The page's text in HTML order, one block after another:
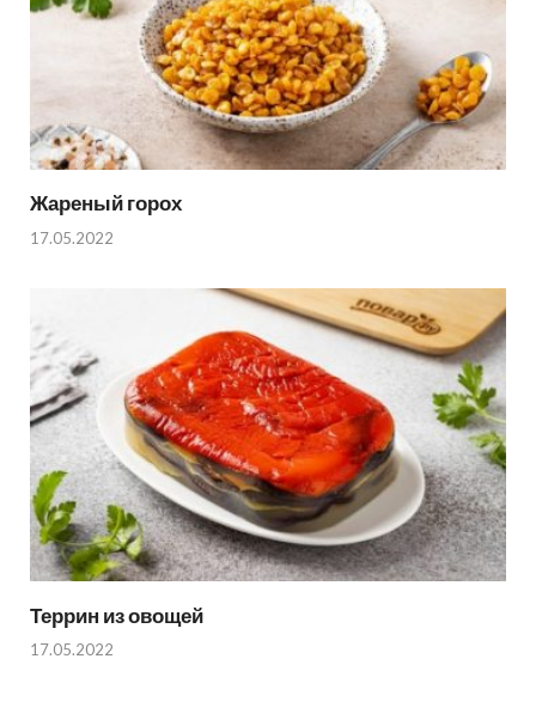
Жареный горох
17.05.2022
Террин из овощей
17.05.2022